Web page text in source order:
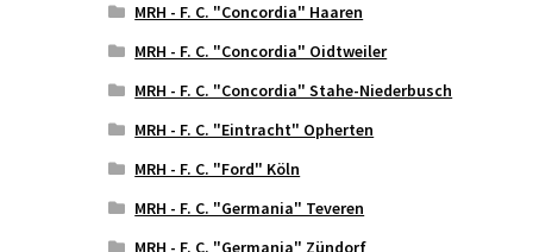
MRH - F. C. "Concordia" Haaren
MRH - F. C. "Concordia" Oidtweiler
MRH - F. C. "Concordia" Stahe-Niederbusch
MRH - F. C. "Eintracht" Opherten
MRH - F. C. "Ford" Köln
MRH - F. C. "Germania" Teveren
MRH - F. C. "Germania" Zündorf